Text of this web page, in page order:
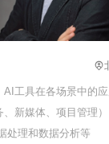
AI工具在各场景中的
、新媒体、项目管理
处理和数据分析等